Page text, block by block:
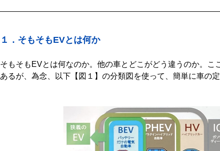
１．そもそもEVとは何か
そもそもEVとは何なのか。他の車とどこがどう違うのか。こ
あるが、為念、以下【図１】の分類図を使って、簡単に車の